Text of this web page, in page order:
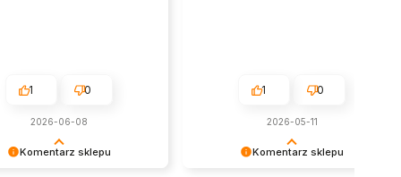
Komentarz sklepu
1 0
2026-06-08
Komentarz sklepu
1 0
2026-05-11